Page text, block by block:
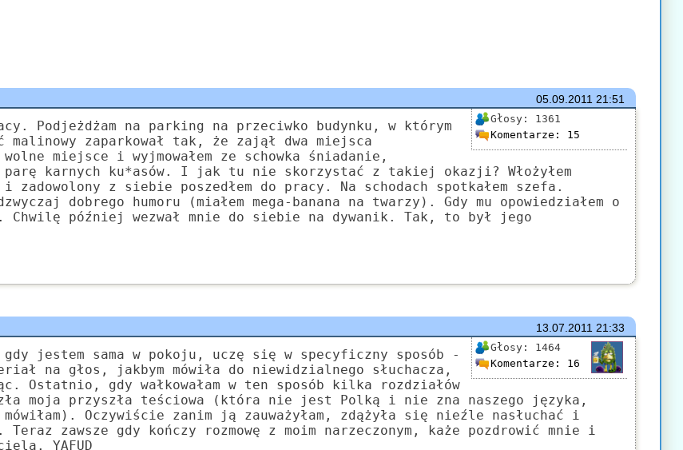
05.09.2011 21:51
Głosy: 1361
Komentarze: 15
Podjeżdżam na parking na przeciwko budynku, w którym
malinowy zaparkował tak, że zajął dwa miejsca
miejsce i wyjmowałem ze schowka śniadanie,
parę karnych ku*asów. I jak tu nie skorzystać z takiej okazji? Włożyłem
z siebie poszedłem do pracy. Na schodach spotkałem szefa.
dobrego humoru (miałem mega-banana na twarzy). Gdy mu opowiedziałem o
później wezwał mnie do siebie na dywanik. Tak, to był jego
13.07.2011 21:33
Głosy: 1464
Komentarze: 16
gdy jestem sama w pokoju, uczę się w specyficzny sposób -
na głos, jakbym mówiła do niewidzialnego słuchacza,
Ostatnio, gdy wałkowałam w ten sposób kilka rozdziałów
moja przyszła teściowa (która nie jest Polką i nie zna naszego języka,
Oczywiście zanim ją zauważyłam, zdążyła się nieźle nasłuchać i
zawsze gdy kończy rozmowę z moim narzeczonym, każe pozdrowić mnie i
YAFUD